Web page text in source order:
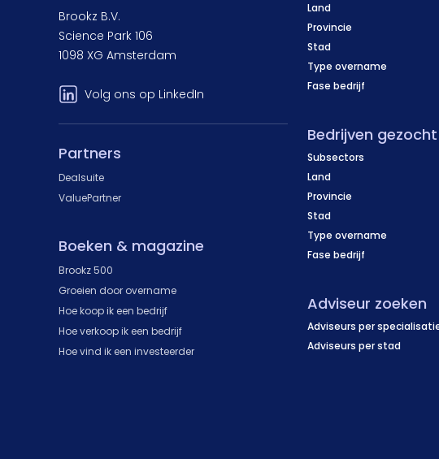
Land
Provincie
Stad
Type overname
Fase bedrijf
Bedrijven gezocht
Subsectors
Land
Provincie
Stad
Type overname
Fase bedrijf
Adviseur zoeken
Adviseurs per
Adviseurs per stad
Brookz B.V.
Science Park 106
1098 XG Amsterdam
Volg ons op LinkedIn
Partners
Dealsuite
ValuePartner
Boeken & magazine
Brookz 500
Groeien door overname
Hoe koop ik een bedrijf
Hoe verkoop ik een bedrijf
Hoe vind ik een investeerder